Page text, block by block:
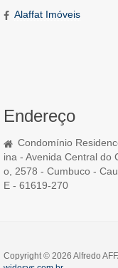
Alaffat Imóveis
Endereço
Condomínio
ina - Avenida Central do
o, 2578 - Cumbuco -
E - 61619-270
Copyright © 2026 Alfredo